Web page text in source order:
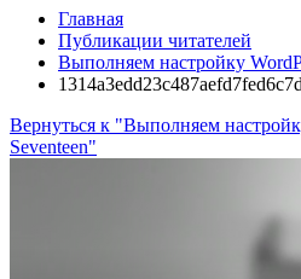
Главная
Публикации читателей
Выполняем настройку
Вернуться к "Выполняем
Seventeen"